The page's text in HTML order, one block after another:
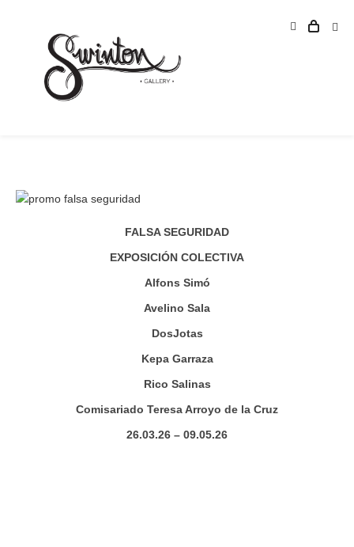
FALSA SEGURIDAD
EXPOSICIÓN COLECTIVA
Alfons Simó
Avelino Sala
DosJotas
Kepa Garraza
Rico Salinas
Comisariado Teresa Arroyo de la Cruz
26.03.26 – 09.05.26